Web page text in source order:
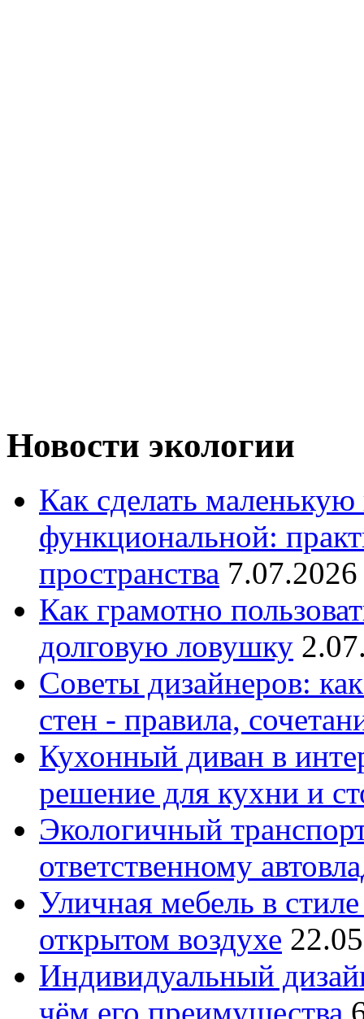
Новости экологии
Как сделать
функциональной:
пространства
Как грамотно
долговую ловушку
Советы дизайнеров:
стен - правила,
Кухонный диван в
решение для кухни и
Экологичный
ответственному
Уличная мебель в
открытом воздухе
Индивидуальный